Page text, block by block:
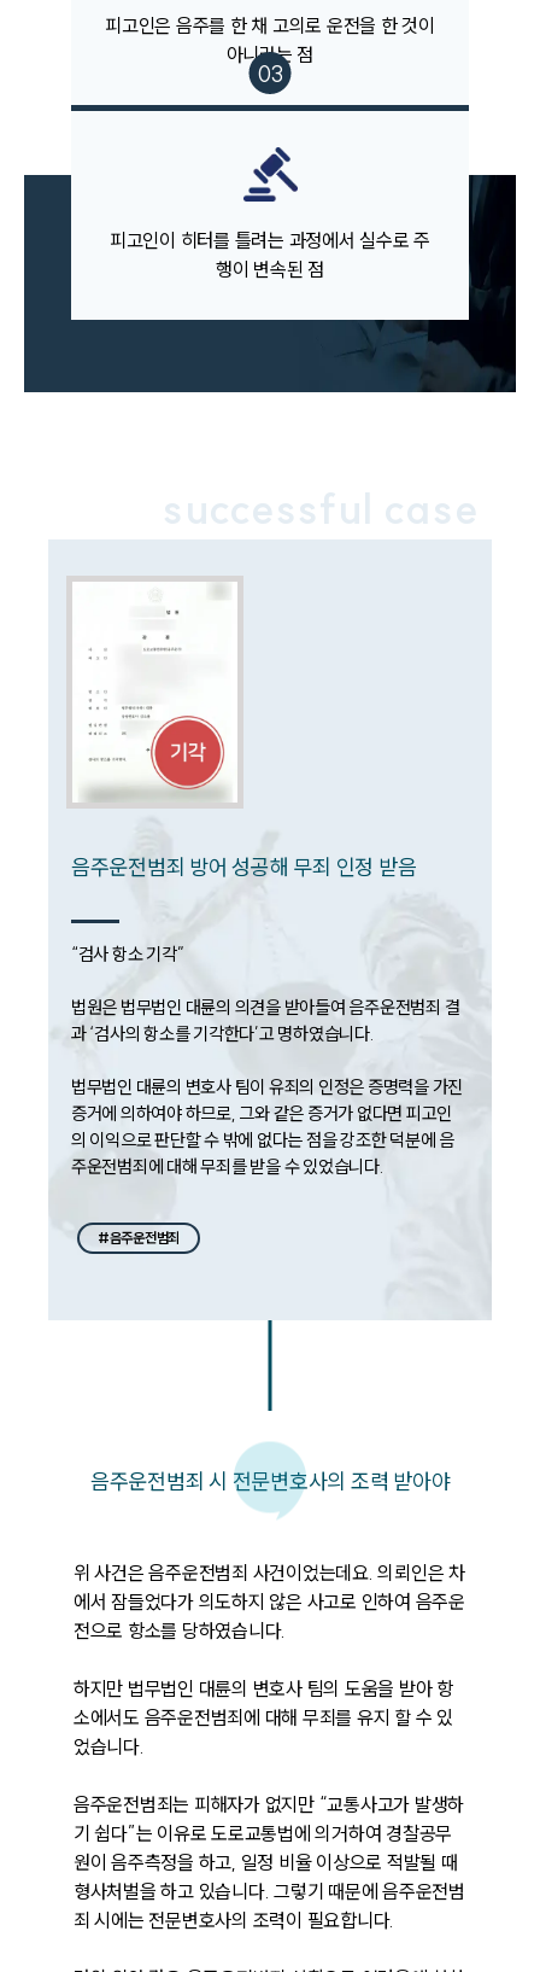
업무사례
주요 업무사례
법률정보
법률지식인
고객후기
업무분야
음주교통사고대응부 업무
음주운전·교통사고전문변호사추천
뉴스레터/브로슈어
대륜법률상담예약
대륜법률상담예약
피고인은 음주를 한 채 고의로 운전을 한 것이
아니라는 점
피고인이 히터를 틀려는 과정에서 실수로 주
행이 변속된 점
successful case
음주운전범죄 방어 성공해 무죄 인정 받음
“검사 항소 기각”
법원은 법무법인 대륜의 의견을 받아들여 음주운전범죄 결
과 ‘검사의 항소를 기각한다’고 명하였습니다.
법무법인 대륜의 변호사 팀이 유죄의 인정은 증명력을 가진
증거에 의하여야 하므로, 그와 같은 증거가 없다면 피고인
의 이익으로 판단할 수 밖에 없다는 점을 강조한 덕분에 음
#음주운전범죄
음주운전범죄 시 전문변호사의 조력 받아야
위 사건은 음주운전범죄 사건이었는데요. 의뢰인은 차
에서 잠들었다가 의도하지 않은 사고로 인하여 음주운
전으로 항소를 당하였습니다.
하지만 법무법인 대륜의 변호사 팀의 도움을 받아 항
소에서도 음주운전범죄에 대해 무죄를 유지 할 수 있
었습니다.
음주운전범죄는 피해자가 없지만 “교통사고가 발생하
기 쉽다”는 이유로 도로교통법에 의거하여 경찰공무
원이 음주측정을 하고, 일정 비율 이상으로 적발될 때
형사처벌을 하고 있습니다. 그렇기 때문에 음주운전범
죄 시에는 전문변호사의 조력이 필요합니다.